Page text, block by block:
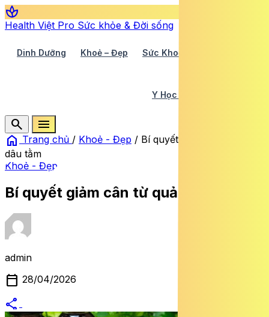
spa
Health Việt Pro Sức khỏe & Đời sống
Dinh Dưỡng Khoẻ – Đẹp Sức Khoẻ TV
Y Học Cổ Truyền
search
menu
home Trang chủ / Khoẻ - Đẹp / Bí quyết giảm cân từ quả
dâu tằm
Khoẻ - Đẹp
Bí quyết giảm cân từ quả dâu tằm
admin
calendar_today 28/04/2026
share